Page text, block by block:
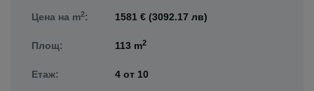
Цена на m2: 1581 € (3092.17 лв)
Площ: 113 m2
Етаж: 4 от 10